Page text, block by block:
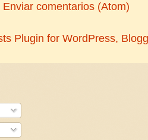
Enviar comentarios (Atom)